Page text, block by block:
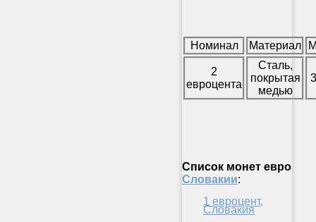
Номинал Материал
2
евроцента
Сталь,
покрытая
медью
Список монет евро
Словакии:
1 евроцент,
Словакия